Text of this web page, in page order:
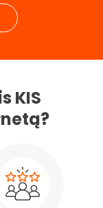
KIS